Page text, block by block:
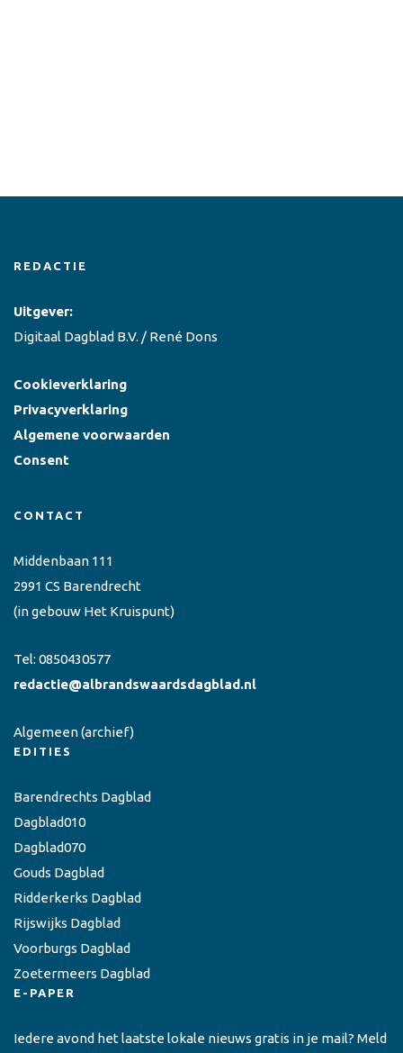
REDACTIE
Uitgever:
Digitaal Dagblad B.V. / René Dons
Cookieverklaring
Privacyverklaring
Algemene voorwaarden
Consent
CONTACT
Middenbaan 111
2991 CS Barendrecht
(in gebouw Het Kruispunt)
Tel: 0850430577
redactie@albrandswaardsdagblad.nl
Algemeen(archief)
EDITIES
Barendrechts Dagblad
Dagblad010
Dagblad070
Gouds Dagblad
Ridderkerks Dagblad
Rijswijks Dagblad
Voorburgs Dagblad
Zoetermeers Dagblad
E-PAPER
Iedere avond het laatste lokale nieuws gratis in je mail? Meld